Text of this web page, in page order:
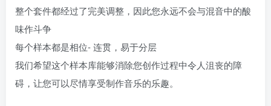
整个套件都经过了完美调整，因此您永远不会与混音中的酸
味作斗争
每个样本都是相位- 连贯，易于分层
我们希望这个样本库能够消除您创作过程中令人沮丧的障
碍，让您可以尽情享受制作音乐的乐趣。